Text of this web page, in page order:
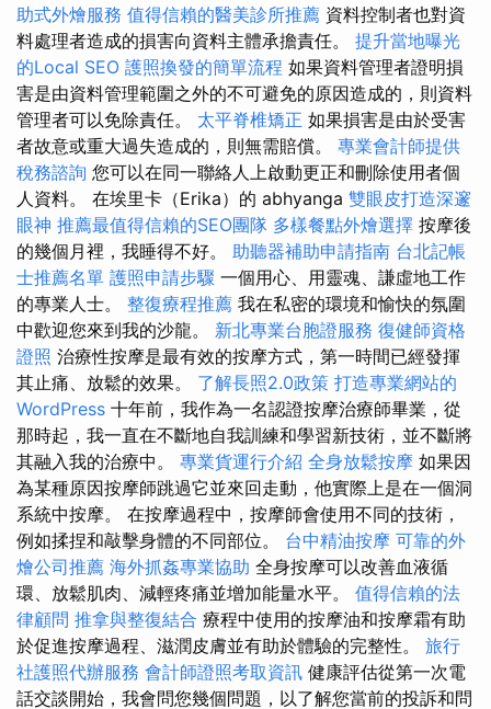
助式外燴服務 值得信賴的醫美診所推薦 資料控制者也對資
料處理者造成的損害向資料主體承擔責任。 提升當地曝光
的Local SEO 護照換發的簡單流程 如果資料管理者證明損
害是由資料管理範圍之外的不可避免的原因造成的，則資料
管理者可以免除責任。 太平脊椎矯正 如果損害是由於受害
者故意或重大過失造成的，則無需賠償。 專業會計師提供
稅務諮詢 您可以在同一聯絡人上啟動更正和刪除使用者個
人資料。 在埃里卡（Erika）的 abhyanga 雙眼皮打造深邃
眼神 推薦最值得信賴的SEO團隊 多樣餐點外燴選擇 按摩後
的幾個月裡，我睡得不好。 助聽器補助申請指南 台北記帳
士推薦名單 護照申請步驟 一個用心、用靈魂、謙虛地工作
的專業人士。 整復療程推薦 我在私密的環境和愉快的氛圍
中歡迎您來到我的沙龍。 新北專業台胞證服務 復健師資格
證照 治療性按摩是最有效的按摩方式，第一時間已經發揮
其止痛、放鬆的效果。 了解長照2.0政策 打造專業網站的
WordPress 十年前，我作為一名認證按摩治療師畢業，從
那時起，我一直在不斷地自我訓練和學習新技術，並不斷將
其融入我的治療中。 專業貨運行介紹 全身放鬆按摩 如果因
為某種原因按摩師跳過它並來回走動，他實際上是在一個洞
系統中按摩。 在按摩過程中，按摩師會使用不同的技術，
例如揉捏和敲擊身體的不同部位。 台中精油按摩 可靠的外
燴公司推薦 海外抓姦專業協助 全身按摩可以改善血液循
環、放鬆肌肉、減輕疼痛並增加能量水平。 值得信賴的法
律顧問 推拿與整復結合 療程中使用的按摩油和按摩霜有助
於促進按摩過程、滋潤皮膚並有助於體驗的完整性。 旅行
社護照代辦服務 會計師證照考取資訊 健康評估從第一次電
話交談開始，我會問您幾個問題，以了解您當前的投訴和問